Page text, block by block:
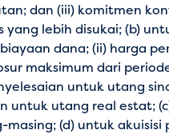
dan (iii) komitmen
lebih disukai; (b)
dana; (ii) harga
maksimum dari
untuk utang
utang real estat;
(d) untuk